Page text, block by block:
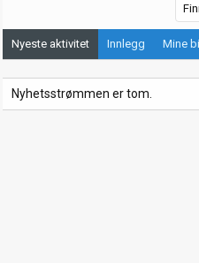
Nyeste aktivitet Innlegg Mine
Nyhetsstrømmen er tom.